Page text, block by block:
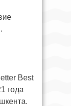
Best
года